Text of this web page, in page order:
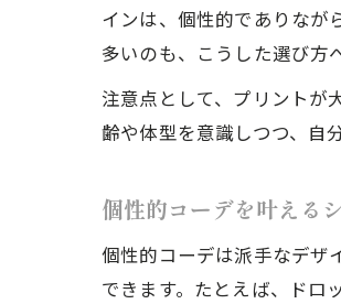
インは、個性的でありなが
多いのも、こうした選び方
注意点として、プリントが
齢や体型を意識しつつ、自
個性的コーデを叶える
個性的コーデは派手なデザ
できます。たとえば、ドロ